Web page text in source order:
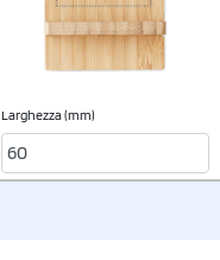
Larghezza (mm)